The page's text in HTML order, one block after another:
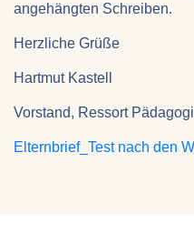
angehängten Schreiben.
Herzliche Grüße
Hartmut Kastell
Vorstand, Ressort
Elternbrief_Test nach den